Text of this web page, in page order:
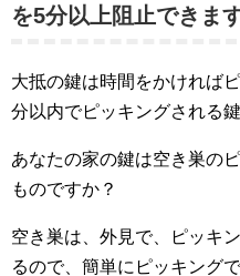
を5分以上阻止できま
大抵の鍵は時間をかければ
分以内でピッキングされる
あなたの家の鍵は空き巣の
ものですか？
空き巣は、外見で、ピッキ
るので、簡単にピッキング